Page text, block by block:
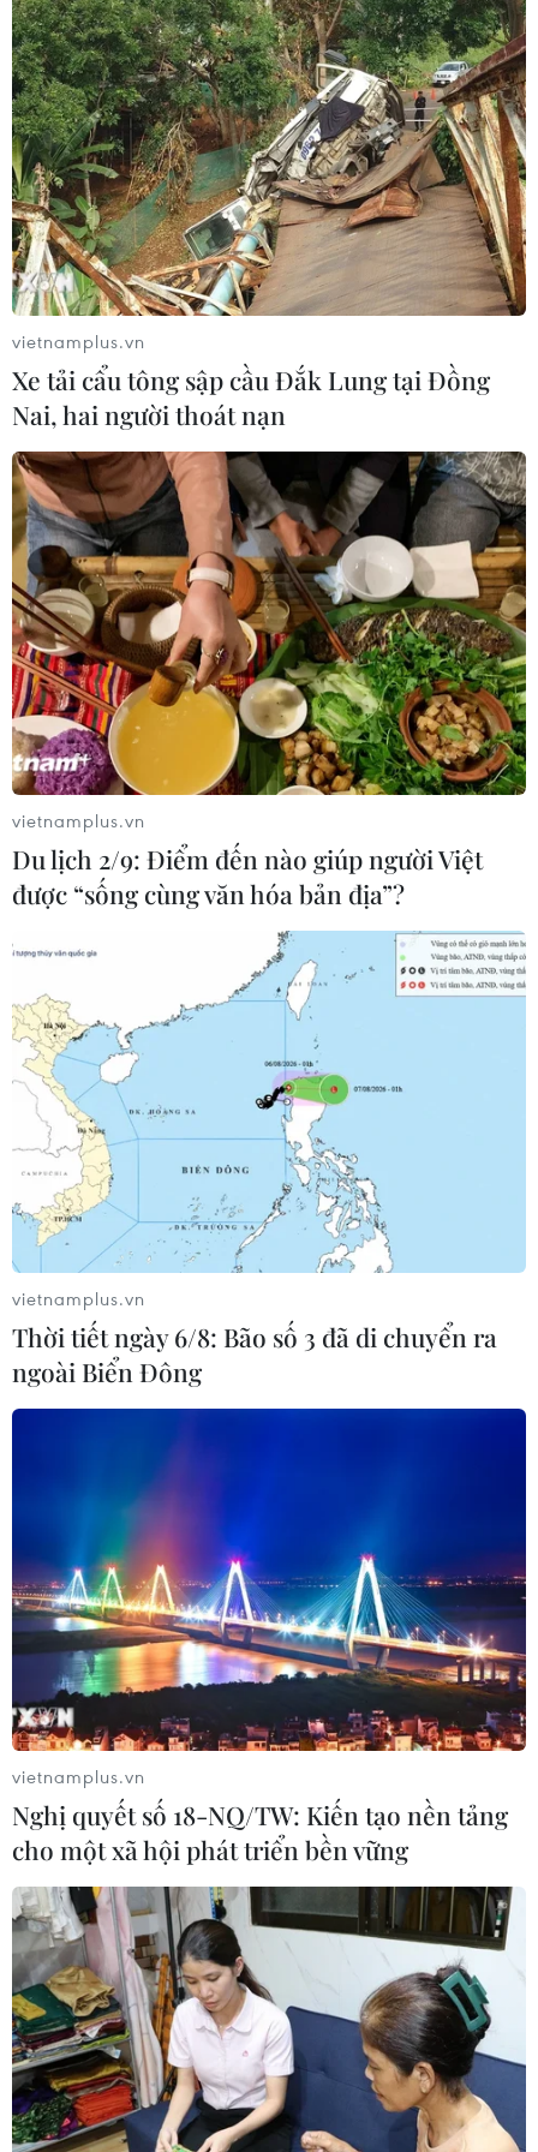
TIN CÙNG CHUYÊN MỤC
Thời tiết ngày 6/8: Bão số 3 đã di
chuyển ra ngoài Biển Đông
05/08/2026 23:15
Chủ động ứng phó với biến đổi khí
vietnamplus.vn
Xe tải cẩu tông sập cầu Đắk Lung tại Đồng
Nai, hai người thoát nạn
vietnamplus.vn
Du lịch 2/9: Điểm đến nào giúp người Việt
được “sống cùng văn hóa bản địa”?
vietnamplus.vn
Thời tiết ngày 6/8: Bão số 3 đã di chuyển ra
ngoài Biển Đông
vietnamplus.vn
Nghị quyết số 18-NQ/TW: Kiến tạo nền tảng
cho một xã hội phát triển bền vững